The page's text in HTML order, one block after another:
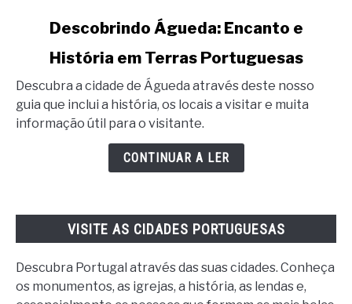
Descobrindo
Águeda:
Encanto
e
Descobrindo Águeda: Encanto e
História em Terras Portuguesas
Descubra a cidade de Águeda através deste nosso
guia que inclui a história, os locais a visitar e muita
informação útil para o visitante.
CONTINUAR A LER
VISITE AS CIDADES PORTUGUESAS
Descubra Portugal através das suas cidades. Conheça
os monumentos, as igrejas, a história, as lendas e,